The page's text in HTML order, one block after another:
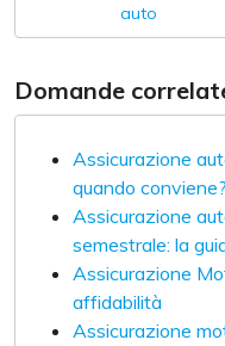
auto
Domande
Assicurazione
quando conviene?
Assicurazione
semestrale: la
Assicurazione
affidabilità
Assicurazione